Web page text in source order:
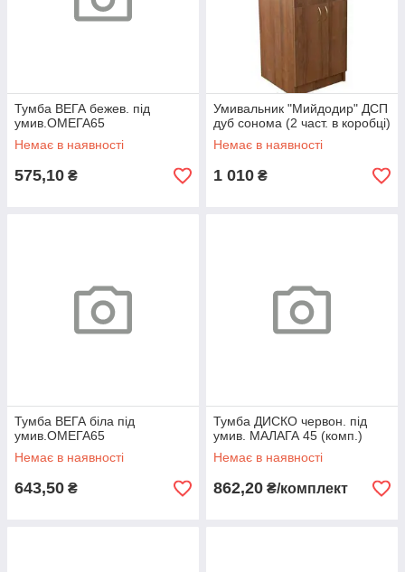
Тумба ВЕГА бежев. під
умив.ОМЕГА65
Немає в наявності
575,10 ₴
Умивальник "Мийдодир" ДСП
дуб сонома (2 част. в коробці)
Немає в наявності
1 010 ₴
Тумба ВЕГА біла під
умив.ОМЕГА65
Немає в наявності
643,50 ₴
Тумба ДИСКО червон. під
умив. МАЛАГА 45 (комп.)
Немає в наявності
862,20 ₴/комплект